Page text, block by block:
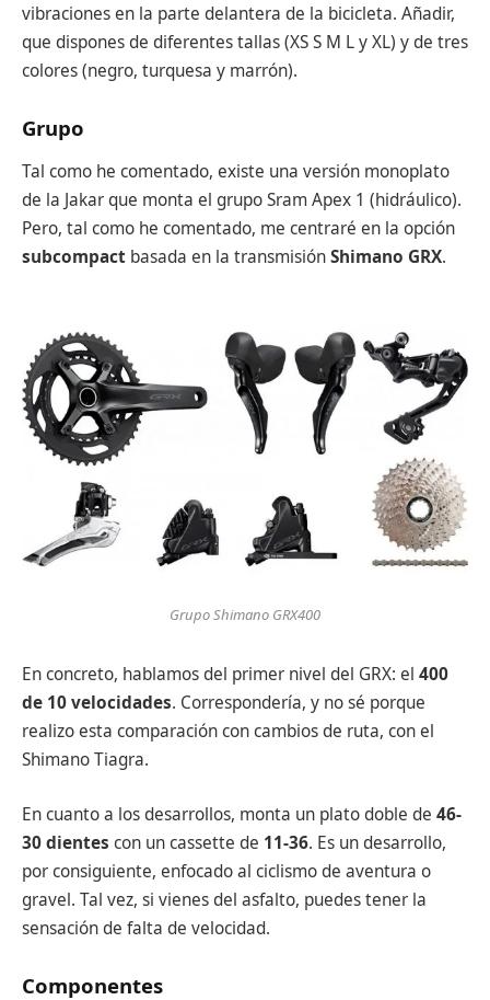
vibraciones en la parte delantera de la bicicleta. Añadir,
que dispones de diferentes tallas (XS S M L y XL) y de tres
colores (negro, turquesa y marrón).
Grupo
Tal como he comentado, existe una versión monoplato
de la Jakar que monta el grupo Sram Apex 1 (hidráulico).
Pero, tal como he comentado, me centraré en la opción
subcompact basada en la transmisiónShimano GRX.
Grupo Shimano GRX400
En concreto, hablamos del primer nivel del GRX: el 400
de 10 velocidades. Correspondería, y no sé porque
realizo esta comparación con cambios de ruta, con el
Shimano Tiagra.
En cuanto a los desarrollos, monta un plato doble de 46-
30 dientes con un cassette de 11-36. Es un desarrollo,
por consiguiente, enfocado al ciclismo de aventura o
gravel. Tal vez, si vienes del asfalto, puedes tener la
sensación de falta de velocidad.
Componentes